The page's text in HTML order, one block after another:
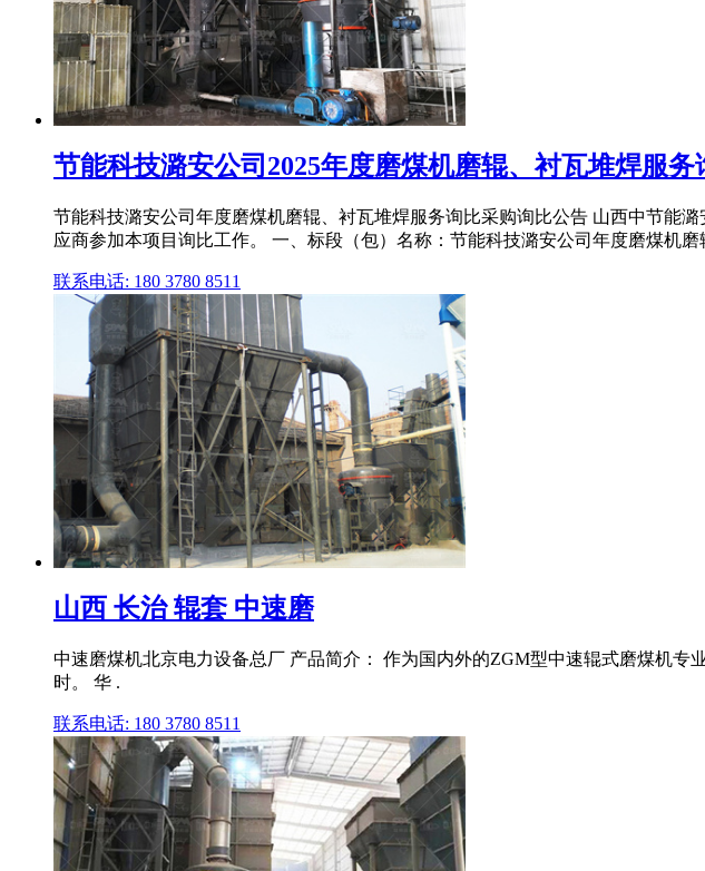
节能科技潞安公司2025年度磨煤机磨辊、衬瓦堆焊服务
节能科技潞安公司年度磨煤机磨辊、衬瓦堆焊服务询比采购询比公告 山西中节能
应商参加本项目询比工作。 一、标段（包）名称：节能科技潞安公司年度磨煤机
联系电话: 180 3780 8511
山西 长治 辊套 中速磨
中速磨煤机北京电力设备总厂 产品简介： 作为国内外的ZGM型中速辊式磨煤机专
时。 华 .
联系电话: 180 3780 8511